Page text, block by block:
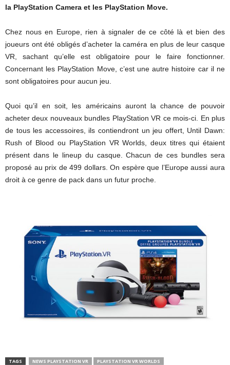
la PlayStation Camera et les PlayStation Move.
Chez nous en Europe, rien à signaler de ce côté là et bien des
joueurs ont été obligés d’acheter la caméra en plus de leur casque
VR, sachant qu’elle est obligatoire pour le faire fonctionner.
Concernant les PlayStation Move, c’est une autre histoire car il ne
sont obligatoires pour aucun jeu.
Quoi qu’il en soit, les américains auront la chance de pouvoir
acheter deux nouveaux bundles PlayStation VR ce mois-ci. En plus
de tous les accessoires, ils contiendront un jeu offert, Until Dawn:
Rush of Blood ou PlayStation VR Worlds, deux titres qui étaient
présent dans le lineup du casque. Chacun de ces bundles sera
proposé au prix de 499 dollars. On espère que l’Europe aussi aura
droit à ce genre de pack dans un futur proche.
TAGS NEWS PLAYSTATION VR
PLAYSTATION VR WORLDS